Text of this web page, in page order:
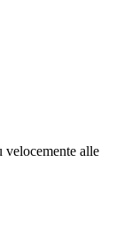
velocemente alle